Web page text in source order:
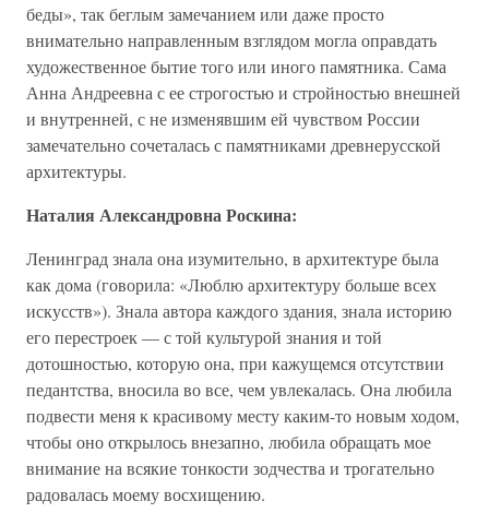
беды», так беглым замечанием или даже просто
внимательно направленным взглядом могла оправдать
художественное бытие того или иного памятника. Сама
Анна Андреевна с ее строгостью и стройностью внешней
и внутренней, с не изменявшим ей чувством России
замечательно сочеталась с памятниками древнерусской
архитектуры.
Наталия Александровна Роскина:
Ленинград знала она изумительно, в архитектуре была
как дома (говорила: «Люблю архитектуру больше всех
искусств»). Знала автора каждого здания, знала историю
его перестроек — с той культурой знания и той
дотошностью, которую она, при кажущемся отсутствии
педантства, вносила во все, чем увлекалась. Она любила
подвести меня к красивому месту каким-то новым ходом,
чтобы оно открылось внезапно, любила обращать мое
внимание на всякие тонкости зодчества и трогательно
радовалась моему восхищению.